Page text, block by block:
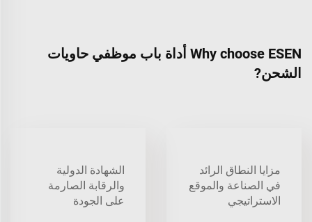
Why choose ESEN أداة باب موظفي حاويات
الشحن?
مزايا النطاق الرائد
في الصناعة والموقع
الاستراتيجي
الشهادة الدولية
والرقابة الصارمة
على الجودة